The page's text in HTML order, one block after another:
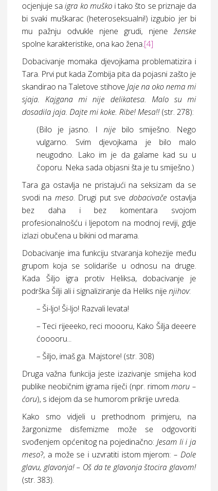
ocjenjuje saigra ko muškoi tako što se priznaje da
bi svaki muškarac (heteroseksualni!) izgubio jer bi
mu pažnju odvukle njene grudi, njeneženske
spolne karakteristike, ona kao žena.[4]
Dobacivanje momaka djevojkama problematizira i
Tara. Prvi put kada Zombija pita da pojasni zašto je
skandirao na Taletove stihove Jaje na oko nema mi
sjaja. Kajgana mi nije delikatesa. Malo su mi
dosadila jaja. Dajte mi koke. Ribe! Mesa!! (str. 278):
(Bilo je jasno. I nije bilo smiješno. Nego
vulgarno. Svim djevojkama je bilo malo
neugodno. Lako im je da galame kad su u
čoporu. Neka sada objasni šta je tu smiješno.)
Tara ga ostavlja ne pristajući na seksizam da se
svodi na meso. Drugi put sve dobacivačeostavlja
bez daha i bez komentara svojom
profesionalnošću i ljepotom na modnoj reviji, gdje
izlazi obučena u bikini od marama.
Dobacivanje ima funkciju stvaranja kohezije među
grupom koja se solidariše u odnosu na druge.
Kada Šiljo igra protiv Heliksa, dobacivanje je
podrška Šilji ali i signaliziranje da Heliks nije njihov:
– Ši-ljo! Ši-ljo! Razvali levata!
– Teci rijeeeko, reci moooru, Kako Šilja deeere
ćooooru...
– Šiljo, imaš ga. Majstore! (str. 308)
Druga važna funkcija jeste izazivanje smijeha kod
publike neobičnim igrama riječi (npr. rimommoru –
ćoru), s idejom da se humorom prikrije uvreda.
Kako smo vidjeli u prethodnom primjeru, na
žargonizme disfemizme može se odgovoriti
svođenjem općenitog na pojedinačno: Jesam li i ja
meso?, a može se i uzvratiti istom mjerom:– Dole
glavu, glavonja! – Oš da te glavonja štocira glavom!
(str. 383).